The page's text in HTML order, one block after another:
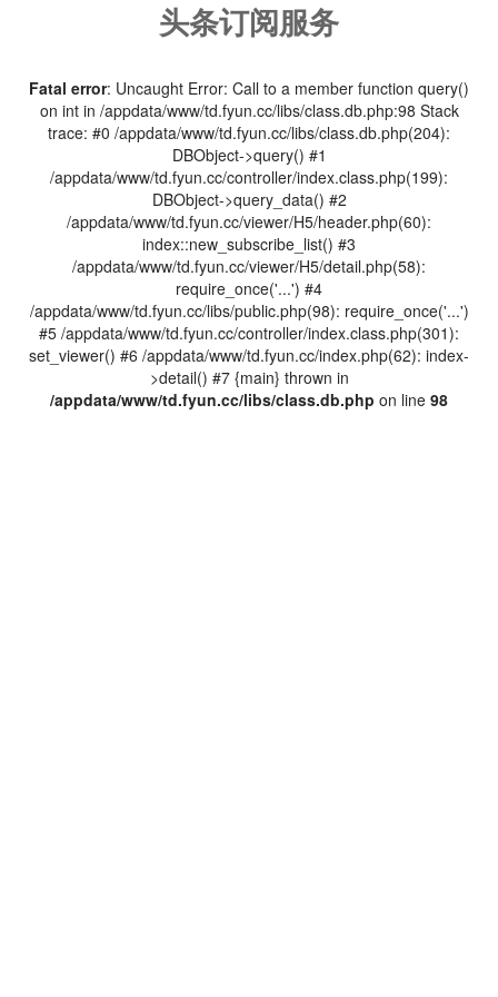
头条订阅服务
Fatal error: Uncaught Error: Call to a member function query()
on int in /appdata/www/td.fyun.cc/libs/class.db.php:98 Stack
trace: #0 /appdata/www/td.fyun.cc/libs/class.db.php(204):
DBObject->query() #1
/appdata/www/td.fyun.cc/controller/index.class.php(199):
DBObject->query_data() #2
/appdata/www/td.fyun.cc/viewer/H5/header.php(60):
index::new_subscribe_list() #3
/appdata/www/td.fyun.cc/viewer/H5/detail.php(58):
require_once('...') #4
/appdata/www/td.fyun.cc/libs/public.php(98): require_once('...')
#5 /appdata/www/td.fyun.cc/controller/index.class.php(301):
set_viewer() #6 /appdata/www/td.fyun.cc/index.php(62): index-
>detail() #7 {main} thrown in
/appdata/www/td.fyun.cc/libs/class.db.php on line 98